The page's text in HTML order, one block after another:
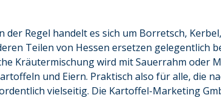
Regel handelt es sich um Borretsch,
Teilen von Hessen ersetzen gelegentlich
Kräutermischung wird mit Sauerrahm oder
und Eiern. Praktisch also für alle, die
vielseitig. Die Kartoffel-Marketing